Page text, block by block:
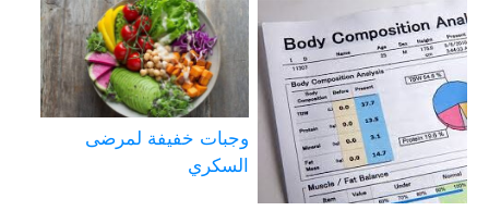
وجبات خفيفة لمرضى
السكري